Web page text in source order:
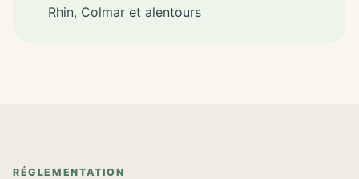
Rhin, Colmar et alentours
RÉGLEMENTATION